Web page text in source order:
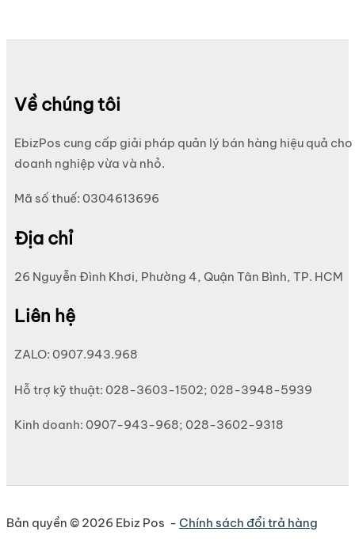
Về chúng tôi
EbizPos cung cấp giải pháp quản lý bán hàng hiệu quả cho
doanh nghiệp vừa và nhỏ.
Mã số thuế: 0304613696
Địa chỉ
26 Nguyễn Đình Khơi, Phường 4, Quận Tân Bình, TP. HCM
Liên hệ
ZALO: 0907.943.968
Hỗ trợ kỹ thuật: 028-3603-1502; 028-3948-5939
Kinh doanh: 0907-943-968; 028-3602-9318
Bản quyền © 2026 Ebiz Pos - Chính sách đổi trả hàng